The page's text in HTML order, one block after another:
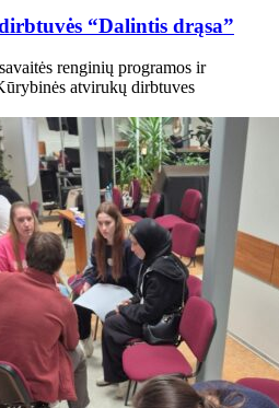
“Dalintis drąsa”
renginių programos ir
atvirukų dirbtuves